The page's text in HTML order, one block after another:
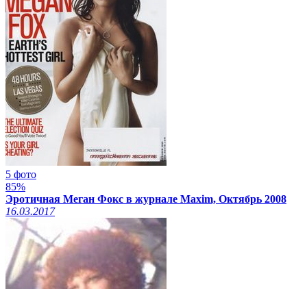
5 фото
85%
Эротичная Меган Фокс в журнале Maxim, Октябрь 2008
16.03.2017